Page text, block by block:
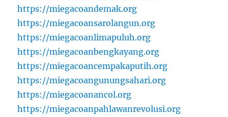
https://miegacoandemak.org
https://miegacoansarolangun.org
https://miegacoanlimapuluh.org
https://miegacoanbengkayang.org
https://miegacoancempakaputih.org
https://miegacoangunungsahari.org
https://miegacoanancol.org
https://miegacoanpahlawanrevolusi.org